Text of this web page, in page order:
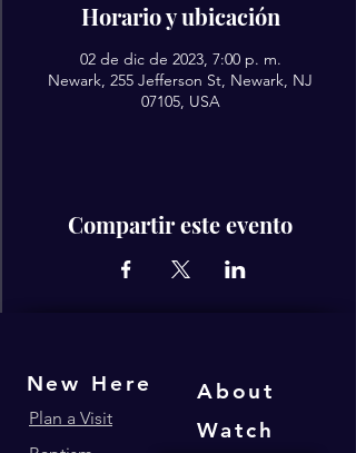
Horario y ubicación
02 de dic de 2023, 7:00 p. m.
Newark, 255 Jefferson St, Newark, NJ
07105, USA
Compartir este evento
About
New Here
Plan a Visit
Watch